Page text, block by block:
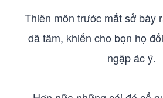
Thiên môn trước mắt sở bày
dã tâm, khiến cho bọn họ
ngập ác ý.